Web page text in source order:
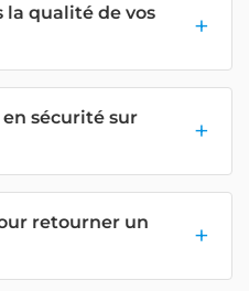
la qualité de vos
sécurité sur
retourner un